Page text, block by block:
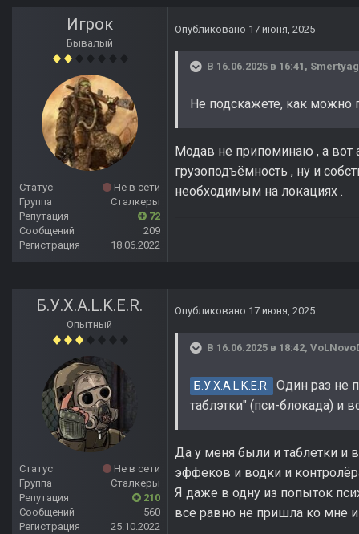
Игрок
Бывалый
Статус
Не в сети
Группа
Сталкеры
Репутация
72
Сообщений
209
Регистрация
18.06.2022
Опубликовано 17 июня, 2025
В 16.06.2025 в 16:41,
Не подскажете, как
Модав не припоминаю , а вот
грузоподъёмность , ну и
необходимым на локациях .
Б.У.Х.А.L.K.E.R.
Опытный
Статус
Не в сети
Группа
Сталкеры
Репутация
210
Сообщений
560
Регистрация
25.10.2022
Опубликовано 17 июня, 2025
В 16.06.2025 в 18:42,
Б.У.Х.А.L.K.E.R. Один раз не
таблэтки" (пси-блокада) и
Да у меня были и таблетки и
эффеков и водки и
Я даже в одну из попыток
все равно не пришла ко мне